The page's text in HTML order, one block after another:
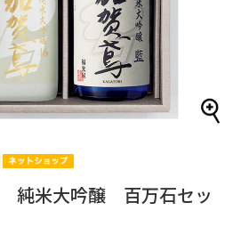
純米大吟醸 百万石セッ